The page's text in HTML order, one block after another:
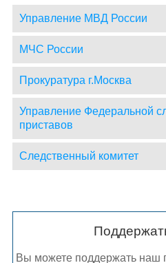
Управление МВД России
МЧС России
Прокуратура г.Москва
Управление Федеральной
приставов
Следственный комитет
Вы можете поддержать наш